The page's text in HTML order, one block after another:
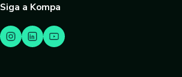
Siga a Kompa